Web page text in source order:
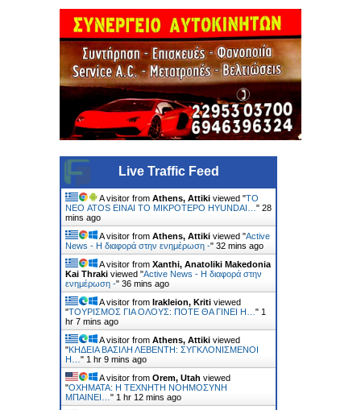
Live Traffic Feed
A visitor from Athens, Attiki viewed "ΤΟ
ΝΕΟ ATOS ΕΙΝΑΙ ΤΟ ΜΙΚΡΟΤΕΡΟ HYUNDAI… " 28
mins ago
A visitor from Athens, Attiki viewed "Active
News - Η διαφορά στην ενημέρωση -" 32 mins ago
A visitor from Xanthi, Anatoliki Makedonia
Kai Thraki viewed "Active News - Η διαφορά στην
ενημέρωση -" 36 mins ago
A visitor from Irakleion, Kriti viewed
"ΤΟΥΡΙΣΜΟΣ ΓΙΑ ΟΛΟΥΣ: ΠΟΤΕ ΘΑ ΓΙΝΕΙ Η… " 1
hr 7 mins ago
A visitor from Athens, Attiki viewed
"ΚΗΔΕΙΑ ΒΑΣΙΛΗ ΛΕΒΕΝΤΗ: ΣΥΓΚΛΟΝΙΣΜΕΝΟΙ
Η… " 1 hr 9 mins ago
A visitor from Orem, Utah viewed
"ΟΧΗΜΑΤΑ: Η ΤΕΧΝΗΤΗ ΝΟΗΜΟΣΥΝΗ
ΜΠΑΙΝΕΙ… " 1 hr 12 mins ago